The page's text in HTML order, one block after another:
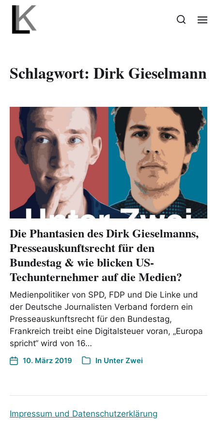
Schlagwort: Dirk Gieselmann
Die Phantasien des Dirk Gieselmanns,
Presseauskunftsrecht für den
Bundestag & wie blicken US-
Techunternehmer auf die Medien?
Medienpolitiker von SPD, FDP und Die Linke und
der Deutsche Journalisten Verband fordern ein
Presseauskunftsrecht für den Bundestag,
Frankreich treibt eine Digitalsteuer voran, „Europa
spricht“ wird von 16…
10. März 2019 In Unter Zwei
Impressum und Datenschutzerklärung